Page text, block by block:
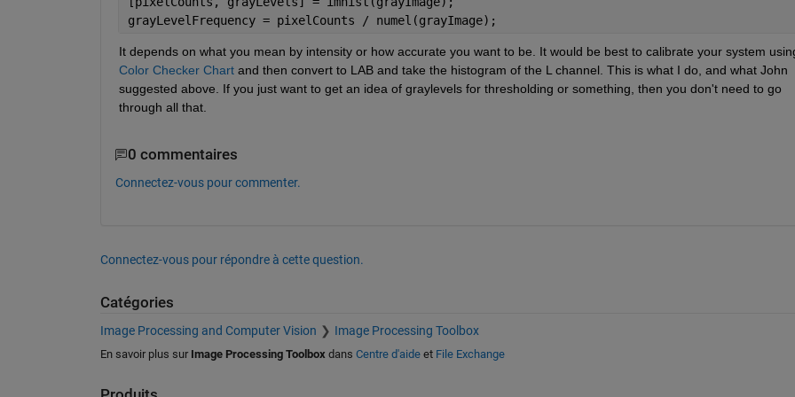
grayLevelFrequency = pixelCounts / numel(grayImage);
It depends on what you mean by intensity or how accurate you want to be. It would be best to calibrate your system
Color Checker Chart and then convert to LAB and take the histogram of the L channel. This is what I do, and what John
suggested above. If you just want to get an idea of graylevels for thresholding or something, then you don't need to go
through all that.
0 commentaires
Connectez-vous pour commenter.
Connectez-vous pour répondre à cette question.
Catégories
Image Processing and Computer Vision Image Processing Toolbox
En savoir plus sur Image Processing Toolboxdans Centre d'aideet File Exchange